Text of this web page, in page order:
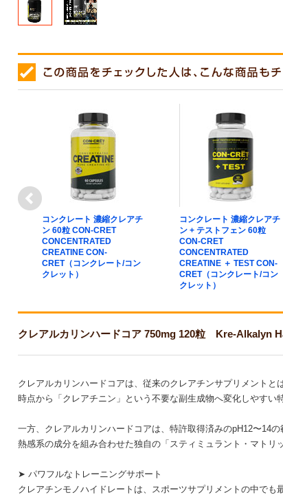
コンクレート 濃縮クレアチ
ン 60粒 CON-CRET
CONCENTRATED
CREATINE CON-
CRET（コンクレート/コン
クレット）
コンクレート 濃縮クレアチ
ン + テストフェン 60粒
CON-CRET
CONCENTRATED
CREATINE ＋ TEST CON-
CRET（コンクレート/コン
クレット）
next
クレアルカリンハードコア 750mg 120粒 Kre-Alkalyn
クレアルカリンハードコアは、従来のクレアチンサプリメント
時点から「クレアチニン」という不要な副生成物へ変化しやすい
一方、クレアルカリンハードコアは、特許取得済みのpH12〜14
熱感系の成分を組み合わせた独自の「スティミュラント・マトリ
➤ パワフルなトレーニングサポート
クレアチンモノハイドレートは、スポーツサプリメントの中で